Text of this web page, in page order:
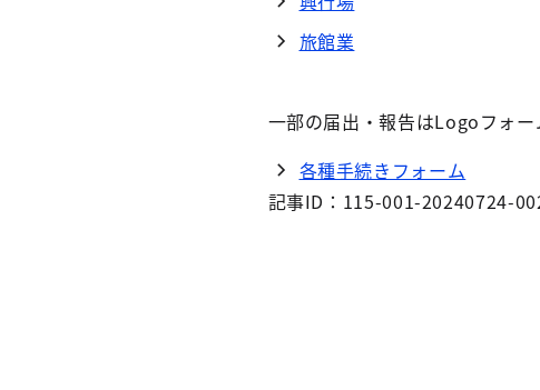
旅館業
一部の届出・報告はLogoフォー
各種手続きフォーム
記事ID：115-001-20240724-